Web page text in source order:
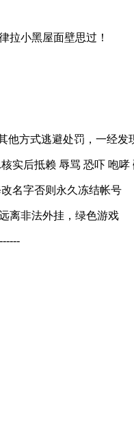
拉小黑屋面壁思过！
他方式逃避处罚，一经发
实后抵赖 辱骂 恐吓 咆
名字否则永久冻结帐号
离非法外挂，绿色游戏